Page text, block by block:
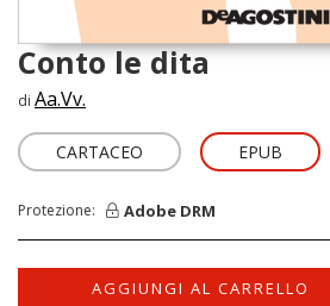
Conto le dita
di Aa.Vv.
CARTACEO EPUB
Protezione: Adobe DRM
AGGIUNGI AL CARRELLO